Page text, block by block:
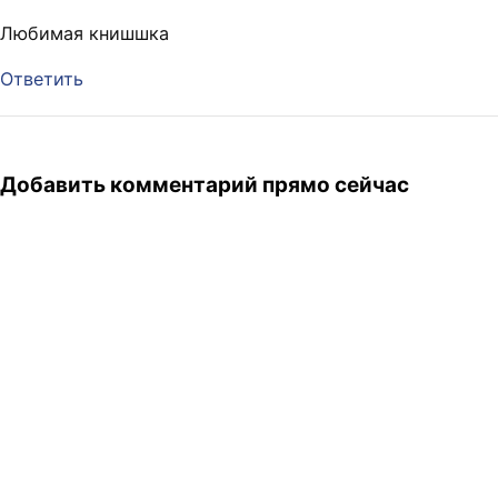
Любимая книшшка
Ответить
Добавить комментарий прямо сейчас